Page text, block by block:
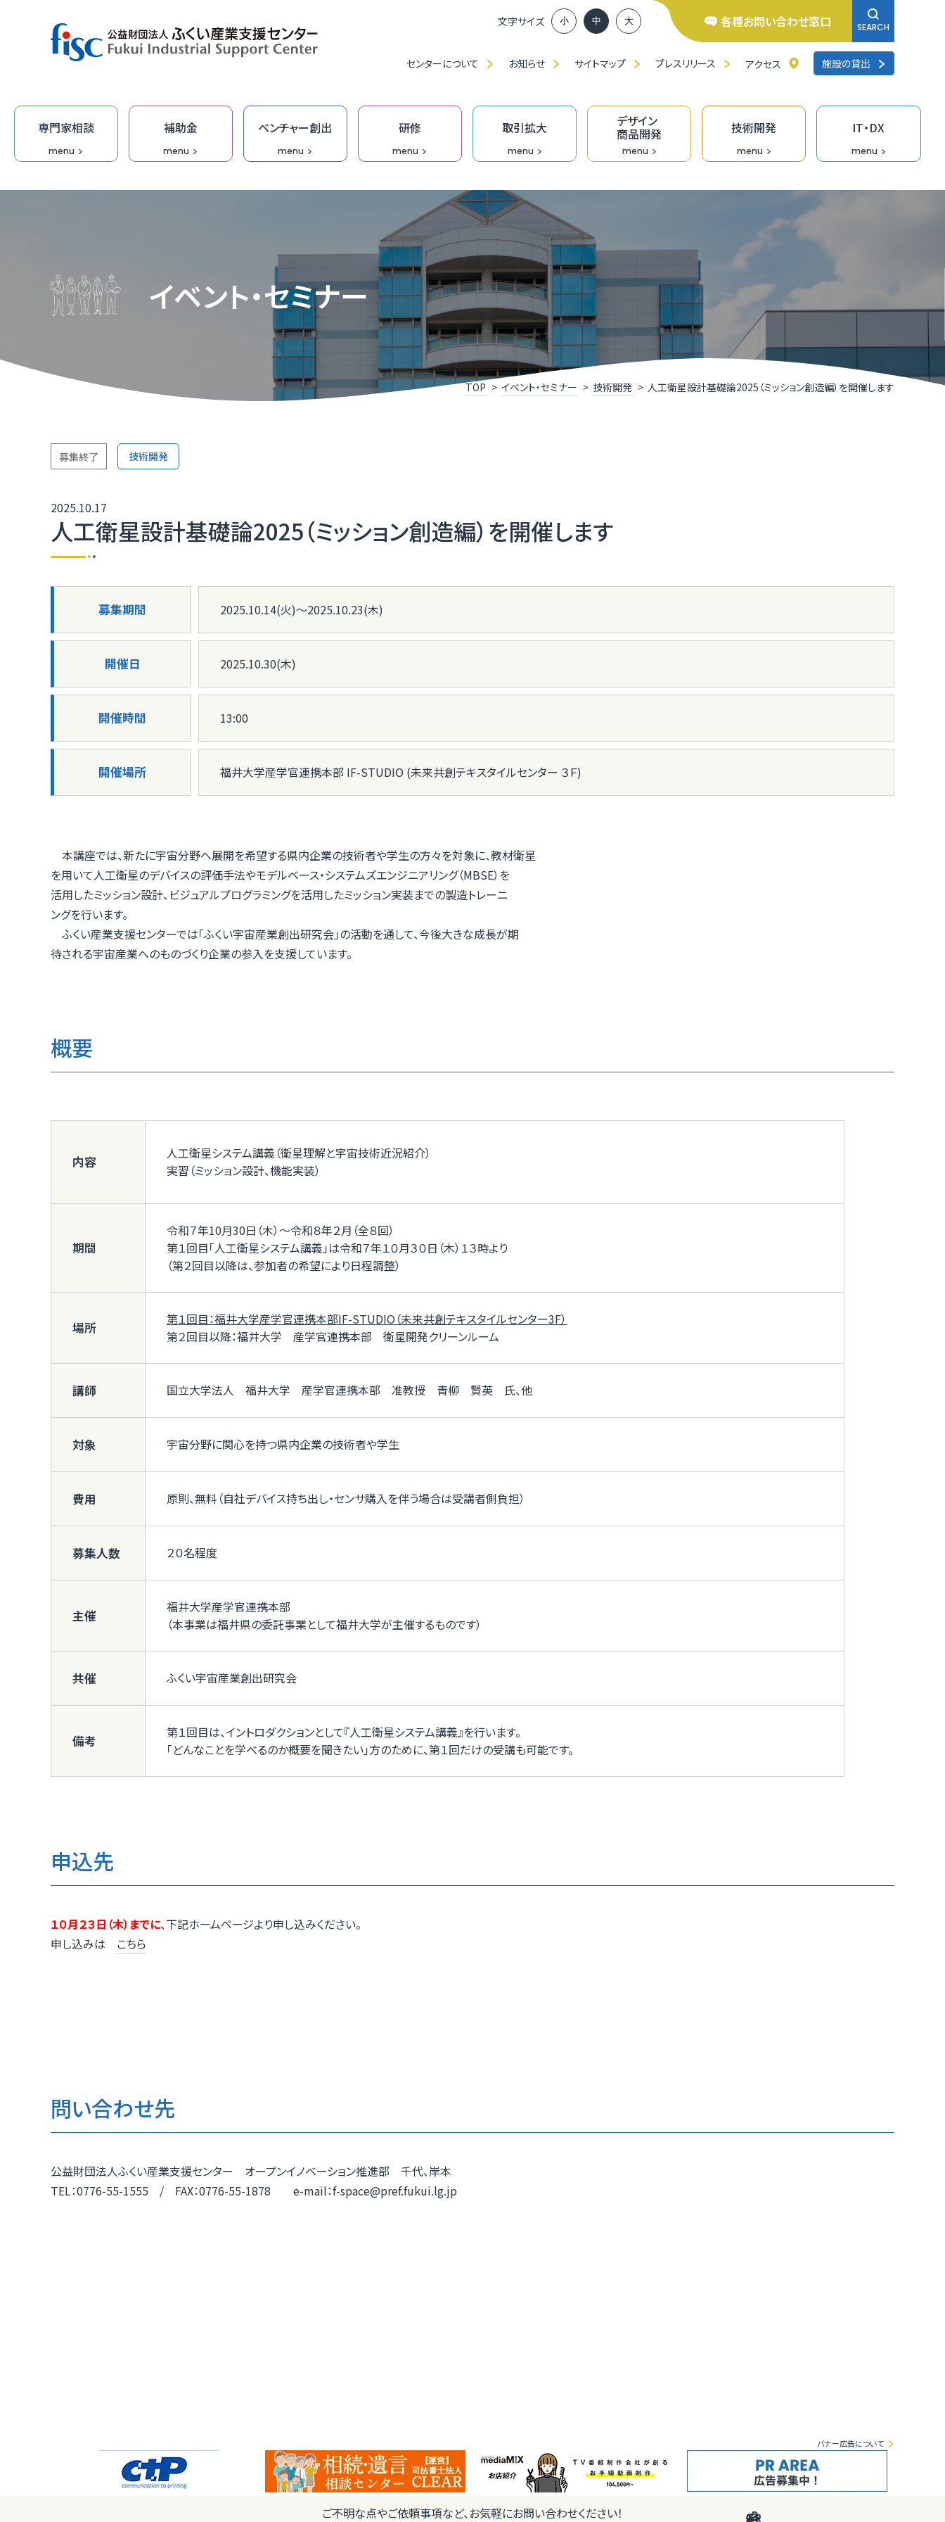
文字サイズ 小 中 大 各種お問い合わせ窓口 SEARCH
センターについて お知らせ サイトマップ プレスリリース アクセス 施設の貸出
専門家相談
menu
専門家の派遣 無料IT相談窓口
DX専門家派遣事業 企業診断・コンサルティング
取引かけこみ寺 PR TIMESによるニュースリリース支援
補助金
menu
集客力アップに向けた課題解決応援事業助成金
ふくい創業活性化事業（成長支援）助成金 過去の採択者一覧
【参考】市町の融資・支援制度
ベンチャー創出
menu
ふくいベンチャー創出プロジェクト
福井ベンチャーピッチ ふくい創業活性化事業（成長支援）助成金
IT起業家向け事務所等の貸出 ［福井県］ＵＩターン創業補助金
研修
menu
「階層別」・「職種別／業種別」研修（中産大）
オーダーメイド研修 ものづくり企業の生産性向上支援
学びなおし支援
オンデマンド型リスキリング促進支援（Udemy
Business）
ふくいDXスクール
取引拡大
menu
デザイン
商品開発
menu
デザイン研修 デザイン情報提供
ふくいクリエイティブホーム Cream（クリーム）
技術開発
menu
オープンイノベーション推進部賛助会員、
受託研究 技術情報誌「テクノふくい」
ふくいオープンイノベーション推進機構 成長産業分野の開発・売込支援事業
技術研究開発リンク集
IT・DX
menu
IT・DX
無料IT相談窓口 DX専門家派遣事業
伴走型DXプロジェクト支援事業［実行支援］ 伴走型ＤＸ戦略策定支援事業［戦略策定］
ふくいDX事例集
「ふくいDX推進宣言企業」登録企業・団体のご紹介 ふくいソフトウェアコンペティション
福井県IoT推進ラボ
イベント・セミナー
TOP イベント・セミナー 技術開発 人工衛星設計基礎論2025（ミッション創造編）を開催します
募集終了 技術開発
2025.10.17
人工衛星設計基礎論2025（ミッション創造編）を開催します
募集期間 2025.10.14(火)〜2025.10.23(木)
開催日 2025.10.30(木)
開催時間 13:00
開催場所 福井大学産学官連携本部 IF-STUDIO (未来共創テキスタイルセンター ３Ｆ)
本講座では、新たに宇宙分野へ展開を希望する県内企業の技術者や学生の方々を対象に、教材衛星
を用いて人工衛星のデバイスの評価手法やモデルベース・システムズエンジニアリング（MBSE）を
活用したミッション設計、ビジュアルプログラミングを活用したミッション実装までの製造トレーニ
ングを行います。
ふくい産業支援センターでは「ふくい宇宙産業創出研究会」の活動を通して、今後大きな成長が期
待される宇宙産業へのものづくり企業の参入を支援しています。
概要
内容
人工衛星システム講義（衛星理解と宇宙技術近況紹介）
実習（ミッション設計、機能実装）
期間
令和７年10月30日（木）～令和８年２月（全８回）
第１回目「人工衛星システム講義」は令和７年１０月３０日（木）１３時より
（第２回目以降は、参加者の希望により日程調整）
場所
第１回目：福井大学産学官連携本部IF-STUDIO（未来共創テキスタイルセンター3F）
第２回目以降：福井大学 産学官連携本部 衛星開発クリーンルーム
講師 国立大学法人 福井大学 産学官連携本部 准教授 青柳 賢英 氏、他
対象 宇宙分野に関心を持つ県内企業の技術者や学生
費用 原則、無料（自社デバイス持ち出し・センサ購入を伴う場合は受講者側負担）
募集人数 ２０名程度
主催
福井大学産学官連携本部
（本事業は福井県の委託事業として福井大学が主催するものです）
共催 ふくい宇宙産業創出研究会
備考
第１回目は、イントロダクションとして『人工衛星システム講義』を行います。
「どんなことを学べるのか概要を聞きたい」方のために、第１回だけの受講も可能です。
申込先
１０月２３日（木）までに、下記ホームページより申し込みください。
申し込みは こちら
問い合わせ先
公益財団法人ふくい産業支援センター オープンイノベーション推進部 千代、岸本
TEL：0776-55-1555 / FAX：0776-55-1878 e-mail：f-space@pref.fukui.lg.jp
バナー広告について
ご不明な点やご依頼事項など、お気軽にお問い合わせください！